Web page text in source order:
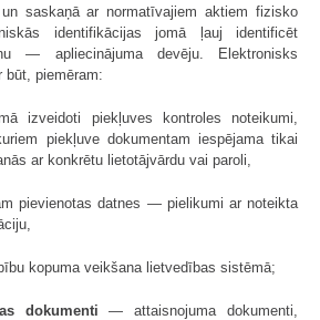
saskaņā ar normatīvajiem aktiem fizisko
identifikācijas jomā ļauj identificēt
— apliecinājuma devēju. Elektronisks
būt, piemēram:
izveidoti piekļuves kontroles noteikumi,
piekļuve dokumentam iespējama tikai
ar konkrētu lietotājvārdu vai paroli,
pievienotas datnes — pielikumi ar noteikta
kopuma veikšana lietvedības sistēmā;
dokumenti — attaisnojuma dokumenti,